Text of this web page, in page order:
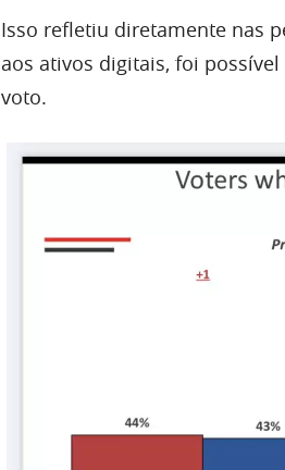
Isso refletiu diretamente nas
aos ativos digitais, foi
voto.